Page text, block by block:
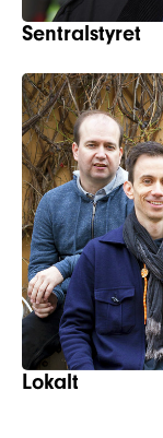
Sentralstyret
Lokalt